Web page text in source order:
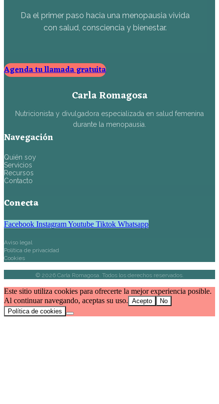
Da el primer paso hacia una menopausia vivida
con salud, consciencia y bienestar.
Agenda tu llamada gratuita
Carla Romagosa
Nutricionista y divulgadora especializada en salud femenina
durante la menopausia.
Navegación
Quién soy
Servicios
Recursos
Contacto
Conecta
Facebook InstagramYoutube Tiktok Whatsapp
Aviso legal
Política de privacidad
Cookies
© 2026Carla Romagosa. Todos los derechos reservados.
Este sitio utiliza cookies para ofrecerte la mejor experiencia posible.
Al continuar navegando, aceptas su uso. Acepto
No
Política de cookies